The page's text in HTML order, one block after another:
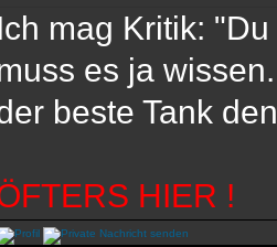
mag Kritik:
es ja
beste Tank
HIER !